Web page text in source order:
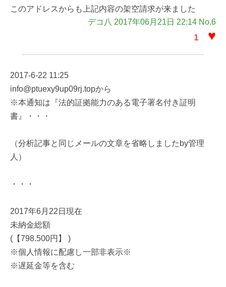
このアドレスからも上記内容の架空請求が来ました
デコ八 2017年06月21日 22:14 No.6
1 ♥
2017-6-22 11:25
info@ptuexy9up09rj.topから
※本通知は『法的証拠能力のある電子署名付き証明
書』・・・
（分析記事と同じメールの文章を省略しましたby管理
人）
・・・
2017年6月22日現在
未納金総額
(【798.500円】 )
※個人情報に配慮し一部非表示※
※遅延金等を含む